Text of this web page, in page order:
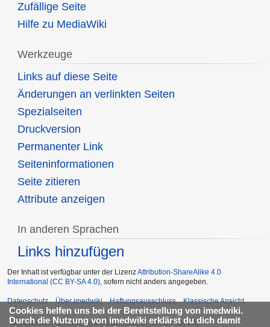
Cookies helfen uns bei der Bereitstellung von imedwiki.
Durch die Nutzung von imedwiki erklärst du dich damit
Zufällige Seite
Hilfe zu MediaWiki
Werkzeuge
Links auf diese Seite
Änderungen an verlinkten Seiten
Spezialseiten
Druckversion
Permanenter Link
Seiten­informationen
Seite zitieren
Attribute anzeigen
In anderen Sprachen
Links hinzufügen
Der Inhalt ist verfügbar unter der LizenzAttribution-ShareAlike 4.0
International (CC BY-SA 4.0), sofern nicht anders angegeben.
Datenschutz Über imedwiki Haftungsausschluss Klassische Ansicht